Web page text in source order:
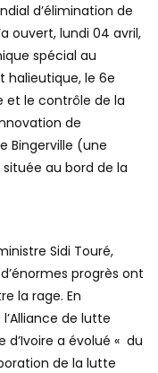
d’élimination de
ouvert, lundi 04 avril,
spécial au
halieutique, le 6e
et le contrôle de la
de
Bingerville (une
au bord de la
Sidi Touré,
progrès ont
la rage. En
de lutte
d’Ivoire a évolué « du
de la lutte